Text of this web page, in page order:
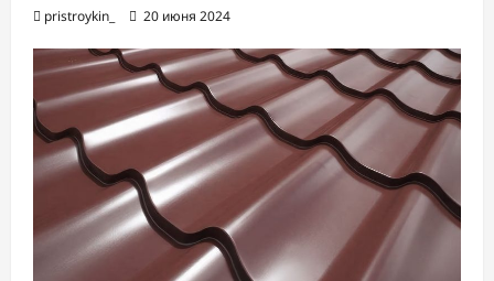
pristroykin_ 20 июня 2024